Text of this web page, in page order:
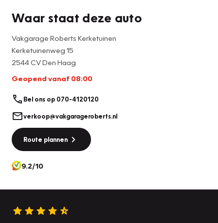
Onderhoudspakket – € 899,- (optioneel)
* Onderhoudsbeurt volgens fabrieksspecificaties en
schema
* 12 maanden / 10.000 km gegarandeerd onderhoudsvrij
garantie
* 12 maanden Vakgarage Pechhulp Europa dekking incl.
woonplaats
* Nieuwe APK
* Nieuwe ruitenwissers
* Volle tank brandstof
Waar staat deze auto
Vakgarage Roberts Kerketuinen
Kerketuinenweg 15
2544 CV Den Haag
Geopend vanaf 08:00
Bel ons op 070-4120120
verkoop@vakgarageroberts.nl
Route plannen
9.2/10